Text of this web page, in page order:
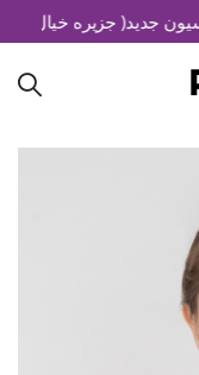
جدید( جزیره خیال)